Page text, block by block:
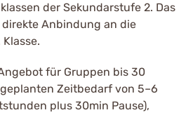
der Sekundarstufe 2. Das
Anbindung an die
für Gruppen bis 30
Zeitbedarf von 5–6
plus 30min Pause),